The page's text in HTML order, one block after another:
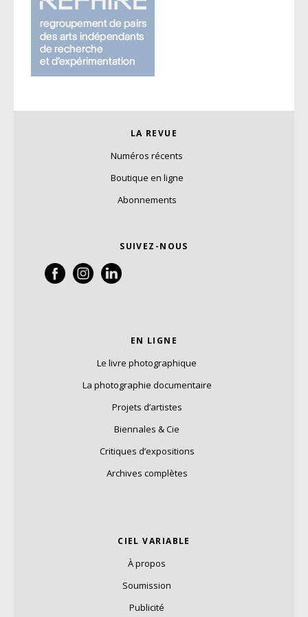
LA REVUE
Numéros récents
Boutique en ligne
Abonnements
SUIVEZ-NOUS
EN LIGNE
Le livre photographique
La photographie documentaire
Projets d’artistes
Biennales & Cie
Critiques d’expositions
Archives complètes
CIEL VARIABLE
À propos
Soumission
Publicité